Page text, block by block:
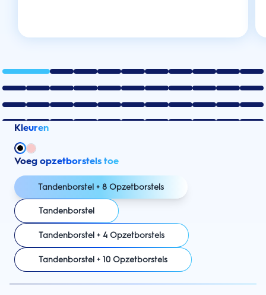
Kleuren
Voeg opzetborstels toe
Tandenborstel + 8 Opzetborstels
Tandenborstel
Tandenborstel + 4 Opzetborstels
Tandenborstel + 10 Opzetborstels